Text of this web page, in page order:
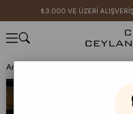
₺3.000 VE ÜZERİ
Anasayfa